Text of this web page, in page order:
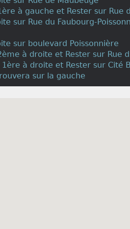
à gauche et Rester sur Rue
sur Rue du Faubourg-
sur boulevard Poissonnière
à droite et Rester sur Rue
à droite et Rester sur Cité
sur la gauche